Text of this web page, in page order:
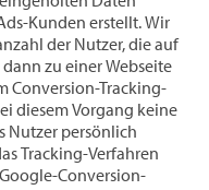
Kunden erstellt. Wir
der Nutzer, die auf
zu einer Webseite
Conversion-Tracking-
diesem Vorgang keine
Nutzer persönlich
Tracking-Verfahren
Conversion-